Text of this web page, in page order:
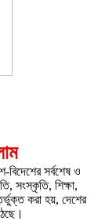
সর্বশেষ ও
সংস্কৃতি, শিক্ষা,
করা হয়, দেশের